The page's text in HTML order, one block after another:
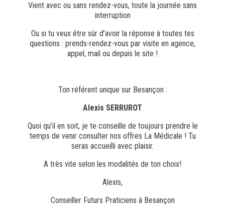
Vient avec ou sans rendez-vous, toute la journée sans
interruption
Ou si tu veux être sûr d’avoir la réponse à toutes tes
questions : prends-rendez-vous par visite en agence,
appel, mail ou depuis le site !
Ton référent unique sur Besançon :
Alexis SERRUROT
Quoi qu’il en soit, je te conseille de toujours prendre le
temps de venir consulter nos offres La Médicale ! Tu
seras accueilli avec plaisir.
A très vite selon les modalités de ton choix!
Alexis,
Conseiller Futurs Praticiens à Besançon